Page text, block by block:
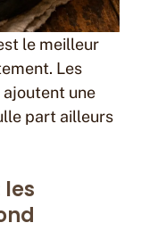
le meilleur
Les
une
part ailleurs